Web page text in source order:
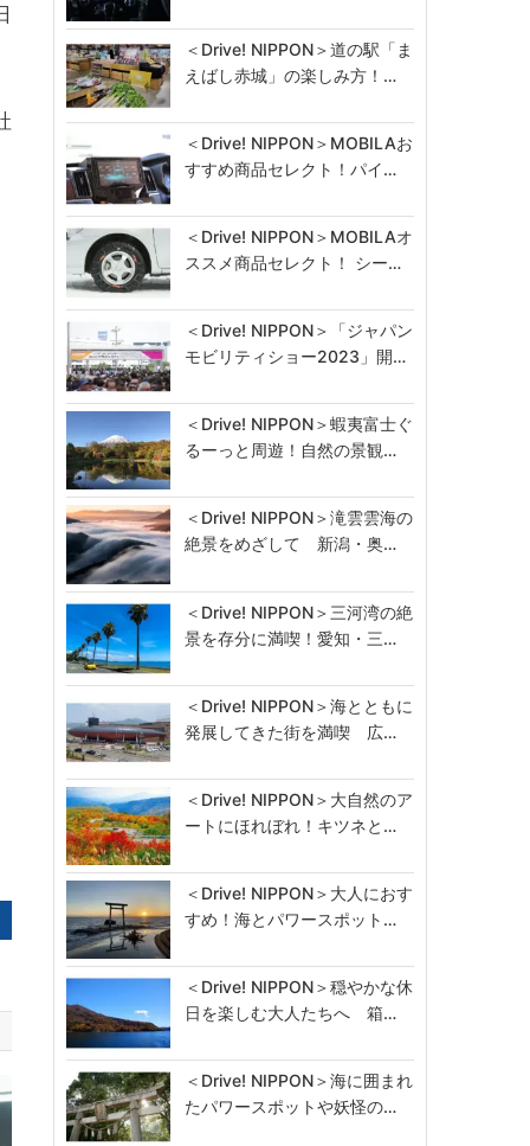
＜Drive! NIPPON＞道の駅「ま
えばし赤城」の楽しみ方！…
＜Drive! NIPPON＞MOBILAお
すすめ商品セレクト！パイ…
＜Drive! NIPPON＞MOBILAオ
ススメ商品セレクト！ シー…
＜Drive! NIPPON＞「ジャパン
モビリティショー2023」開…
＜Drive! NIPPON＞蝦夷富士ぐ
るーっと周遊！自然の景観…
＜Drive! NIPPON＞滝雲雲海の
絶景をめざして 新潟・奥…
＜Drive! NIPPON＞三河湾の絶
景を存分に満喫！愛知・三…
＜Drive! NIPPON＞海とともに
発展してきた街を満喫 広…
＜Drive! NIPPON＞大自然のア
ートにほれぼれ！キツネと…
＜Drive! NIPPON＞大人におす
すめ！海とパワースポット…
＜Drive! NIPPON＞穏やかな休
日を楽しむ大人たちへ 箱…
＜Drive! NIPPON＞海に囲まれ
たパワースポットや妖怪の…